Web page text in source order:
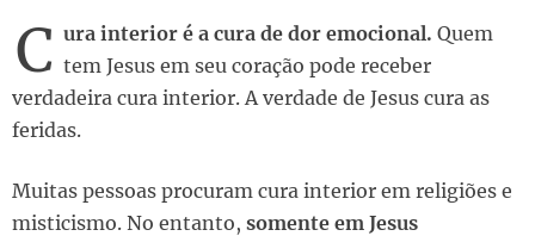
C ura interior é a cura de dor emocional. Quem
tem Jesus em seu coração pode receber
verdadeira cura interior. A verdade de Jesus cura as
feridas.
Muitas pessoas procuram cura interior em religiões e
misticismo. No entanto, somente em Jesus